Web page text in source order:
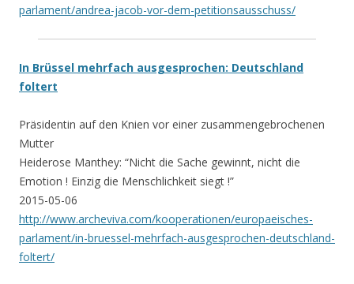
parlament/andrea-jacob-vor-dem-petitionsausschuss/
In Brüssel mehrfach ausgesprochen: Deutschland
foltert
Präsidentin auf den Knien vor einer zusammengebrochenen
Mutter
Heiderose Manthey: “Nicht die Sache gewinnt, nicht die
Emotion ! Einzig die Menschlichkeit siegt !”
2015-05-06
http://www.archeviva.com/kooperationen/europaeisches-
parlament/in-bruessel-mehrfach-ausgesprochen-deutschland-
foltert/